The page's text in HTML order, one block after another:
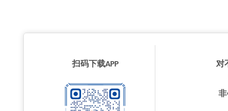
扫码下载APP
对